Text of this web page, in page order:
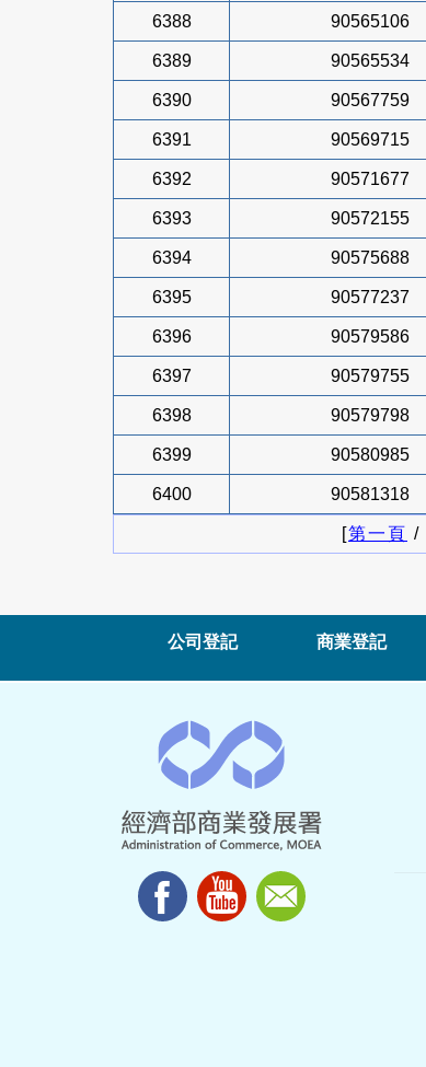
6388 90565106
6389 90565534
6390 90567759
6391 90569715
6392 90571677
6393 90572155
6394 90575688
6395 90577237
6396 90579586
6397 90579755
6398 90579798
6399 90580985
6400 90581318
[第一頁 /
公司登記 商業登記